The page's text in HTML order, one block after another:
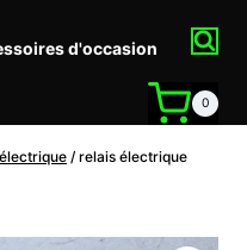
d'occasion
0
/ relais électrique